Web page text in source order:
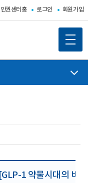
인권센터홈 로그인 회원가입
[GLP-1 약물시대의 비